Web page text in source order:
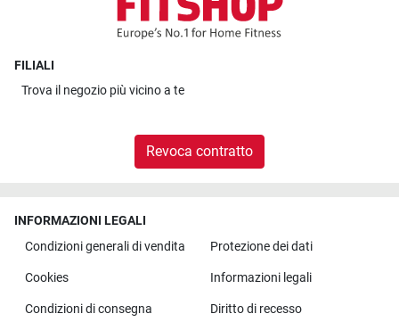
FILIALI
Trova il negozio più vicino a te
Revoca contratto
INFORMAZIONI LEGALI
Condizioni generali di vendita
Protezione dei dati
Cookies Informazioni legali
Condizioni di consegna Diritto di recesso